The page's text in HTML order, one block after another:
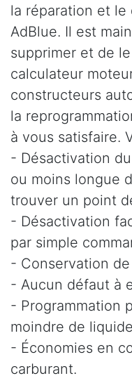
la réparation et le
AdBlue. Il est
supprimer et de
calculateur
constructeurs
la
à vous satisfaire.
- Désactivation
ou moins longue
trouver un point
- Désactivation
par simple
- Conservation
- Aucun défaut à
- Programmation
moindre de
- Économies en
carburant.